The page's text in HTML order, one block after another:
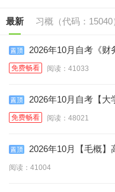
最新 习概（代码：15040
毛概（代码:15041）
英语（一/专）（代
码:00012/13124）
政治经济学【财经类/
中级】（代
码:00009/14658）
基础会计学（代
码:00041）
中国税制（代
2026年10月自考《
免费畅看 阅读：41033
2026年10月自考【大
免费畅看 阅读：48021
2026年10月【毛概】
阅读：41004